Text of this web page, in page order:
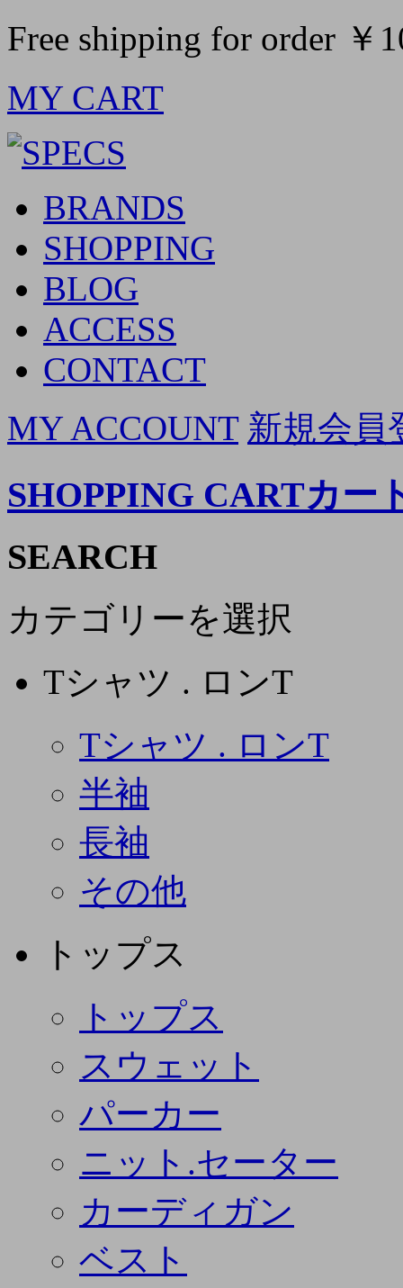
Free shipping for order ￥
MY CART
BRANDS
SHOPPING
BLOG
ACCESS
CONTACT
MY ACCOUNT 新規会員
SHOPPING CARTカー
SEARCH
カテゴリーを選択
Tシャツ . ロンT
Tシャツ . ロンT
半袖
長袖
その他
トップス
トップス
スウェット
パーカー
ニット.セーター
カーディガン
ベスト